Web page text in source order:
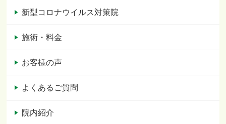
新型コロナウイルス対策院
施術・料金
お客様の声
よくあるご質問
院内紹介